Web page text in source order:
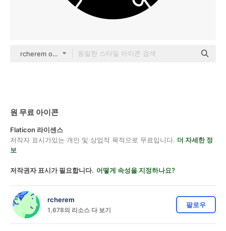
rcherem outline
원 무료 아이콘
Flaticon 라이센스
저작자 표시가있는 개인 및 상업적 목적으로 무료입니다. 더 자세한 정
보
저작권자 표시가 필요합니다. 어떻게 속성을 지정하나요?
rcherem
1,678의 리소스 다 보기
팔로우